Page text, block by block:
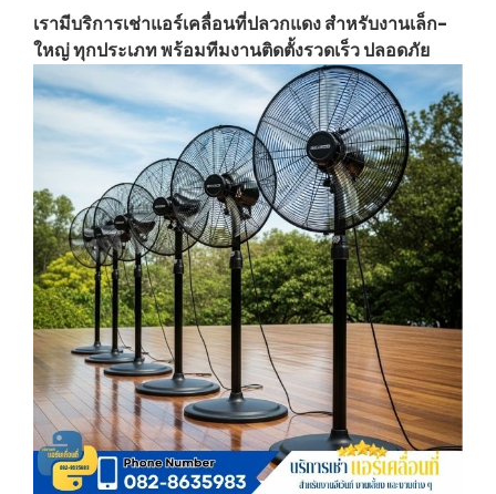
เรามีบริการเช่าแอร์เคลื่อนที่ปลวกแดง สำหรับงานเล็ก-
ใหญ่ ทุกประเภท พร้อมทีมงานติดตั้งรวดเร็ว ปลอดภัย